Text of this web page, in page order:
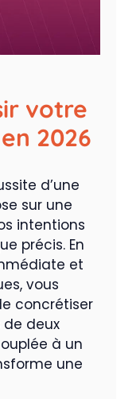
votre
2026
d’une
sur une
intentions
précis. En
et
vous
concrétiser
deux
à un
une